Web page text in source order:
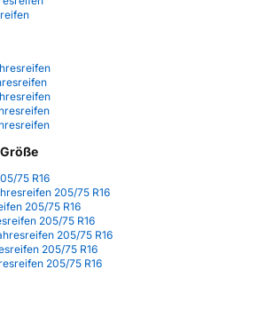
75 R16
205/75 R16
205/75 R16
205/75 R16
205/75 R16
205/75 R16
205/75 R16